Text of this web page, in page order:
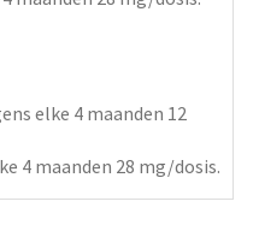
elke 4 maanden 12
4 maanden 28 mg/dosis.